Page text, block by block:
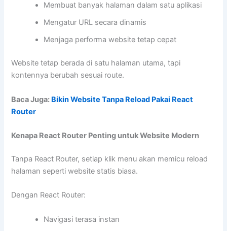
Membuat banyak halaman dalam satu aplikasi
Mengatur URL secara dinamis
Menjaga performa website tetap cepat
Website tetap berada di satu halaman utama, tapi
kontennya berubah sesuai route.
Baca Juga: Bikin Website Tanpa Reload Pakai React
Router
Kenapa React Router Penting untuk Website Modern
Tanpa React Router, setiap klik menu akan memicu reload
halaman seperti website statis biasa.
Dengan React Router:
Navigasi terasa instan